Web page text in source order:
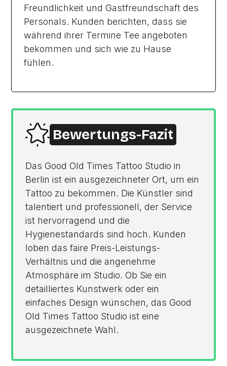
Freundlichkeit und Gastfreundschaft des
Personals. Kunden berichten, dass sie
während ihrer Termine Tee angeboten
bekommen und sich wie zu Hause
fühlen.
Bewertungs-Fazit
Das Good Old Times Tattoo Studio in
Berlin ist ein ausgezeichneter Ort, um ein
Tattoo zu bekommen. Die Künstler sind
talentiert und professionell, der Service
ist hervorragend und die
Hygienestandards sind hoch. Kunden
loben das faire Preis-Leistungs-
Verhältnis und die angenehme
Atmosphäre im Studio. Ob Sie ein
detailliertes Kunstwerk oder ein
einfaches Design wünschen, das Good
Old Times Tattoo Studio ist eine
ausgezeichnete Wahl.